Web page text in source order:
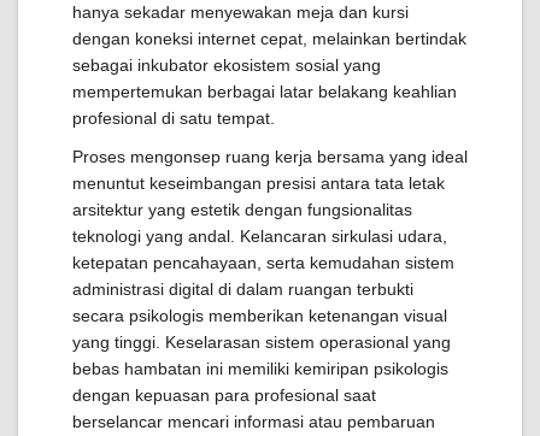
hanya sekadar menyewakan meja dan kursi
dengan koneksi internet cepat, melainkan bertindak
sebagai inkubator ekosistem sosial yang
mempertemukan berbagai latar belakang keahlian
profesional di satu tempat.
Proses mengonsep ruang kerja bersama yang ideal
menuntut keseimbangan presisi antara tata letak
arsitektur yang estetik dengan fungsionalitas
teknologi yang andal. Kelancaran sirkulasi udara,
ketepatan pencahayaan, serta kemudahan sistem
administrasi digital di dalam ruangan terbukti
secara psikologis memberikan ketenangan visual
yang tinggi. Keselarasan sistem operasional yang
bebas hambatan ini memiliki kemiripan psikologis
dengan kepuasan para profesional saat
berselancar mencari informasi atau pembaruan